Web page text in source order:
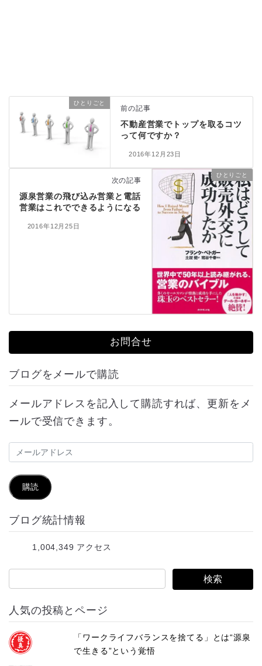
ひとりごと
前の記事
不動産営業でトップを取るコツ
って何ですか？
2016年12月23日
ひとりごと
次の記事
源泉営業の飛び込み営業と電話
営業はこれでできるようになる
2016年12月25日
お問合せ
ブログをメールで購読
メールアドレスを記入して購読すれば、更新をメ
ールで受信できます。
メ
ル
ア
ド
購読
ブログ統計情報
1,004,349 アクセス
人気の投稿とページ
「ワークライフバランスを捨てる」とは“源泉
で生きる”という覚悟